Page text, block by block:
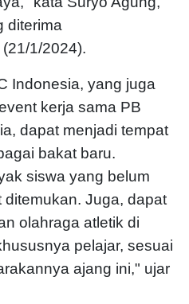
diterima
(21/1/2024).
Indonesia, yang juga
kerja sama PB
dapat menjadi tempat
bakat baru.
siswa yang belum
Juga, dapat
olahraga atletik di
pelajar, sesuai
ajang ini," ujar